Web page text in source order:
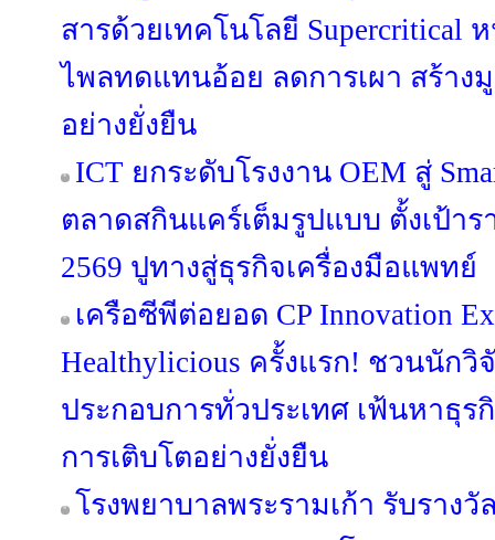
สารด้วยเทคโนโลยี Supercritical
ไพลทดแทนอ้อย ลดการเผา สร้าง
อย่างยั่งยืน
ICT ยกระดับโรงงาน OEM สู่
ตลาดสกินแคร์เต็มรูปแบบ ตั้งเป้า
2569 ปูทางสู่ธุรกิจเครื่องมือแพทย์
เครือซีพีต่อยอด CP Innovation
Healthylicious ครั้งแรก! ชวนนัก
ประกอบการทั่วประเทศ เฟ้นหาธุ
การเติบโตอย่างยั่งยืน
โรงพยาบาลพระรามเก้า รับรางวั